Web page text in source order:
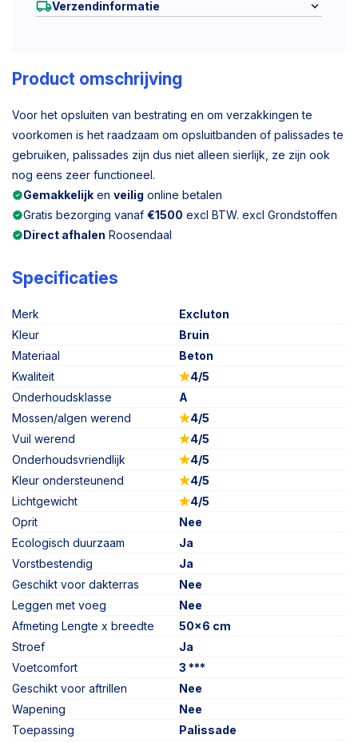
Verzendinformatie
Product omschrijving
Voor het opsluiten van bestrating en om verzakkingen te
voorkomen is het raadzaam om opsluitbanden of palissades te
gebruiken, palissades zijn dus niet alleen sierlijk, ze zijn ook
nog eens zeer functioneel.
Gemakkelijk en veilig online betalen
Gratis bezorging vanaf €1500 excl BTW. excl Grondstoffen
Direct afhalen Roosendaal
Specificaties
Merk
Excluton
Kleur
Bruin
Materiaal
Beton
Kwaliteit
4/5
Onderhoudsklasse
A
Mossen/algen werend
4/5
Vuil werend
4/5
Onderhoudsvriendlijk
4/5
Kleur ondersteunend
4/5
Lichtgewicht
4/5
Oprit
Nee
Ecologisch duurzaam
Ja
Vorstbestendig
Ja
Geschikt voor dakterras
Nee
Leggen met voeg
Nee
Afmeting Lengte x breedte
50x6 cm
Stroef
Ja
Voetcomfort
3 ***
Geschikt voor aftrillen
Nee
Wapening
Nee
Toepassing
Palissade